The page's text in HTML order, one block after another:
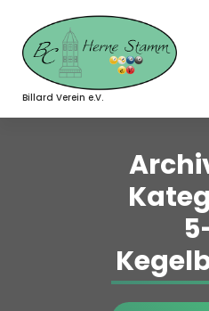
Inhalt
springen
Billard Verein e.V.